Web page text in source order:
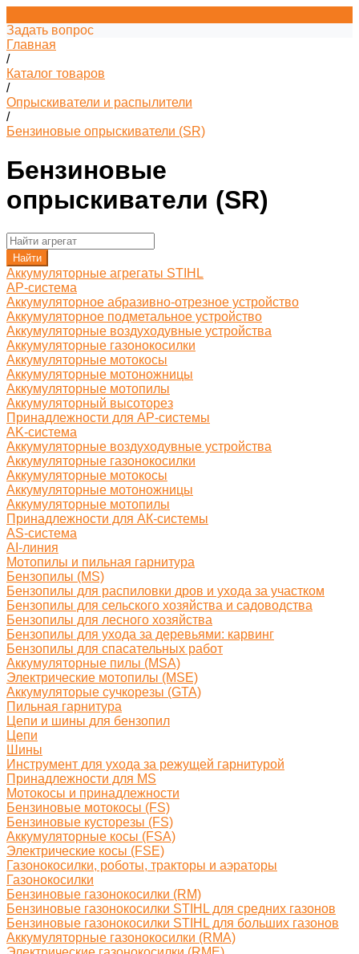
Задать вопрос
Главная
/
Каталог товаров
/
Опрыскиватели и распылители
/
Бензиновые опрыскиватели (SR)
Бензиновые
опрыскиватели (SR)
Найти
Аккумуляторные агрегаты STIHL
AP-система
Аккумуляторное абразивно-отрезное устройство
Аккумуляторное подметальное устройство
Аккумуляторные воздуходувные устройства
Аккумуляторные газонокосилки
Аккумуляторные мотокосы
Аккумуляторные мотоножницы
Аккумуляторные мотопилы
Аккумуляторный высоторез
Принадлежности для AP-системы
AK-система
Аккумуляторные воздуходувные устройства
Аккумуляторные газонокосилки
Аккумуляторные мотокосы
Аккумуляторные мотоножницы
Аккумуляторные мотопилы
Принадлежности для АК-системы
AS-система
AI-линия
Мотопилы и пильная гарнитура
Бензопилы (MS)
Бензопилы для распиловки дров и ухода за участком
Бензопилы для сельского хозяйства и садоводства
Бензопилы для лесного хозяйства
Бензопилы для ухода за деревьями: карвинг
Бензопилы для спасательных работ
Аккумуляторные пилы (MSA)
Электрические мотопилы (MSE)
Аккумуляторые сучкорезы (GTA)
Пильная гарнитура
Цепи и шины для бензопил
Цепи
Шины
Инструмент для ухода за режущей гарнитурой
Принадлежности для MS
Мотокосы и принадлежности
Бензиновые мотокосы (FS)
Бензиновые кусторезы (FS)
Аккумуляторные косы (FSA)
Электрические косы (FSE)
Газонокосилки, роботы, тракторы и аэраторы
Газонокосилки
Бензиновые газонокосилки (RM)
Бензиновые газонокосилки STIHL для средних газонов
Бензиновые газонокосилки STIHL для больших газонов
Аккумуляторные газонокосилки (RMA)